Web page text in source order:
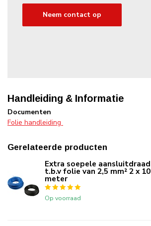
Neem contact op
Handleiding & Informatie
Documenten
Folie handleiding
Gerelateerde producten
Extra soepele aansluitdraad
t.b.v folie van 2,5 mm² 2 x 10
meter
Op voorraad